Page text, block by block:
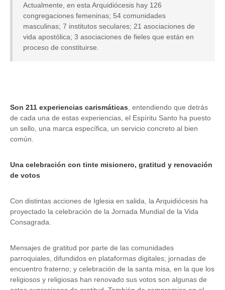
Actualmente, en esta Arquidiócesis hay 126
congregaciones femeninas; 54 comunidades
masculinas; 7 institutos seculares; 21 asociaciones de
vida apostólica; 3 asociaciones de fieles que están en
proceso de constituirse.
Son 211 experiencias carismáticas, entendiendo que detrás
de cada una de estas experiencias, el Espíritu Santo ha puesto
un sello, una marca específica, un servicio concreto al bien
común.
Una celebración con tinte misionero, gratitud y renovación
de votos
Con distintas acciones de Iglesia en salida, la Arquidiócesis ha
proyectado la celebración de la Jornada Mundial de la Vida
Consagrada.
Mensajes de gratitud por parte de las comunidades
parroquiales, difundidos en plataformas digitales; jornadas de
encuentro fraterno; y celebración de la santa misa, en la que los
religiosos y religiosas han renovado sus votos son algunas de